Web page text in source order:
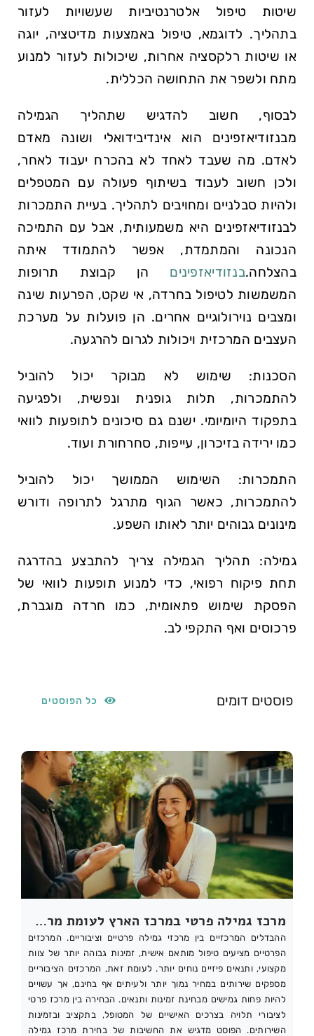
שיטות טיפול אלטרנטיביות שעשויות לעזור
בתהליך. לדוגמא, טיפול באמצעות מדיטציה, יוגה
או שיטות רלקסציה אחרות, שיכולות לעזור למנוע
מתח ולשפר את התחושה הכללית.
לבסוף, חשוב להדגיש שתהליך הגמילה
מבנזודיאזפינים הוא אינדיבידואלי ושונה מאדם
לאדם. מה שעבד לאחד לא בהכרח יעבוד לאחר,
ולכן חשוב לעבוד בשיתוף פעולה עם המטפלים
ולהיות סבלניים ומחויבים לתהליך. בעיית התמכרות
לבנזודיאזפינים היא משמעותית, אבל עם התמיכה
הנכונה והמתמדת, אפשר להתמודד איתה
בהצלחה.בנזודיאזפינים הן קבוצת תרופות
המשמשות לטיפול בחרדה, אי שקט, הפרעות שינה
ומצבים נוירולוגיים אחרים. הן פועלות על מערכת
העצבים המרכזית ויכולות לגרום להרגעה.
הסכנות: שימוש לא מבוקר יכול להוביל
להתמכרות, תלות גופנית ונפשית, ולפגיעה
בתפקוד היומיומי. ישנם גם סיכונים לתופעות לוואי
כמו ירידה בזיכרון, עייפות, סחרחורת ועוד.
התמכרות: השימוש הממושך יכול להוביל
להתמכרות, כאשר הגוף מתרגל לתרופה ודורש
מינונים גבוהים יותר לאותו השפע.
גמילה: תהליך הגמילה צריך להתבצע בהדרגה
תחת פיקוח רפואי, כדי למנוע תופעות לוואי של
הפסקת שימוש פתאומית, כמו חרדה מוגברת,
פרכוסים ואף התקפי לב.
פוסטים דומים כל הפוסטים
מרכז גמילה פרטי במרכז הארץ לעומת מרכז ציבורי: מה ההבדלים?
ההבדלים המרכזיים בין מרכזי גמילה פרטיים וציבוריים. המרכזים
הפרטיים מציעים טיפול מותאם אישית, זמינות גבוהה יותר של צוות
מקצועי, ותנאים פיזיים נוחים יותר. לעומת זאת, המרכזים הציבוריים
מספקים שירותים במחיר נמוך יותר ולעיתים אף בחינם, אך עשויים
להיות פחות גמישים מבחינת זמינות ותנאים. הבחירה בין מרכז פרטי
לציבורי תלויה בצרכים האישיים של המטופל, בתקציב ובזמינות
השירותים. הפוסט מדגיש את החשיבות של בחירת מרכז גמילה